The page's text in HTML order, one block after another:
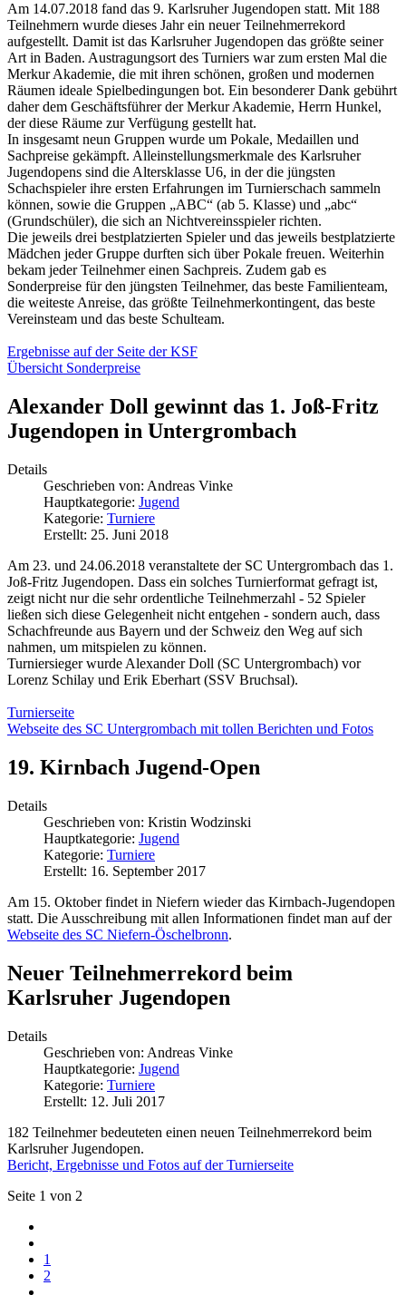
Am 14.07.2018 fand das 9. Karlsruher Jugendopen statt. Mit 188
Teilnehmern wurde dieses Jahr ein neuer Teilnehmerrekord
aufgestellt. Damit ist das Karlsruher Jugendopen das größte seiner
Art in Baden. Austragungsort des Turniers war zum ersten Mal die
Merkur Akademie, die mit ihren schönen, großen und modernen
Räumen ideale Spielbedingungen bot. Ein besonderer Dank gebührt
daher dem Geschäftsführer der Merkur Akademie, Herrn Hunkel,
der diese Räume zur Verfügung gestellt hat.
In insgesamt neun Gruppen wurde um Pokale, Medaillen und
Sachpreise gekämpft. Alleinstellungsmerkmale des Karlsruher
Jugendopens sind die Altersklasse U6, in der die jüngsten
Schachspieler ihre ersten Erfahrungen im Turnierschach sammeln
können, sowie die Gruppen „ABC“ (ab 5. Klasse) und „abc“
(Grundschüler), die sich an Nichtvereinsspieler richten.
Die jeweils drei bestplatzierten Spieler und das jeweils bestplatzierte
Mädchen jeder Gruppe durften sich über Pokale freuen. Weiterhin
bekam jeder Teilnehmer einen Sachpreis. Zudem gab es
Sonderpreise für den jüngsten Teilnehmer, das beste Familienteam,
die weiteste Anreise, das größte Teilnehmerkontingent, das beste
Vereinsteam und das beste Schulteam.
Ergebnisse auf der Seite der KSF
Übersicht Sonderpreise
Alexander Doll gewinnt das 1. Joß-Fritz
Jugendopen in Untergrombach
Details
Geschrieben von: Andreas Vinke
Hauptkategorie: Jugend
Kategorie: Turniere
Erstellt: 25. Juni 2018
Am 23. und 24.06.2018 veranstaltete der SC Untergrombach das 1.
Joß-Fritz Jugendopen. Dass ein solches Turnierformat gefragt ist,
zeigt nicht nur die sehr ordentliche Teilnehmerzahl - 52 Spieler
ließen sich diese Gelegenheit nicht entgehen - sondern auch, dass
Schachfreunde aus Bayern und der Schweiz den Weg auf sich
nahmen, um mitspielen zu können.
Turniersieger wurde Alexander Doll (SC Untergrombach) vor
Lorenz Schilay und Erik Eberhart (SSV Bruchsal).
Turnierseite
Webseite des SC Untergrombach mit tollen Berichten und Fotos
19. Kirnbach Jugend-Open
Details
Geschrieben von: Kristin Wodzinski
Hauptkategorie: Jugend
Kategorie: Turniere
Erstellt: 16. September 2017
Am 15. Oktober findet in Niefern wieder das Kirnbach-Jugendopen
statt. Die Ausschreibung mit allen Informationen findet man auf der
Webseite des SC Niefern-Öschelbronn.
Neuer Teilnehmerrekord beim
Karlsruher Jugendopen
Details
Geschrieben von: Andreas Vinke
Hauptkategorie: Jugend
Kategorie: Turniere
Erstellt: 12. Juli 2017
182 Teilnehmer bedeuteten einen neuen Teilnehmerrekord beim
Karlsruher Jugendopen.
Bericht, Ergebnisse und Fotos auf der Turnierseite
Seite 1 von 2
1
2